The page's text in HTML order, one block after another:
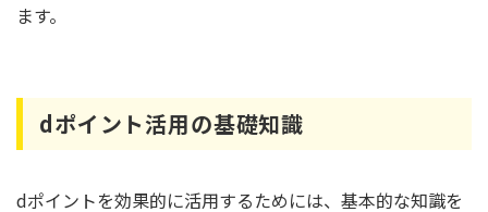
ます。
dポイント活用の基礎知識
dポイントを効果的に活用するためには、基本的な知識を